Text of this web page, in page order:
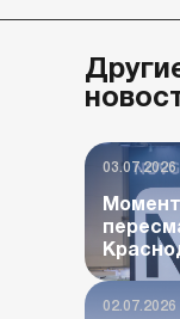
03.07.2026
02.07.2026